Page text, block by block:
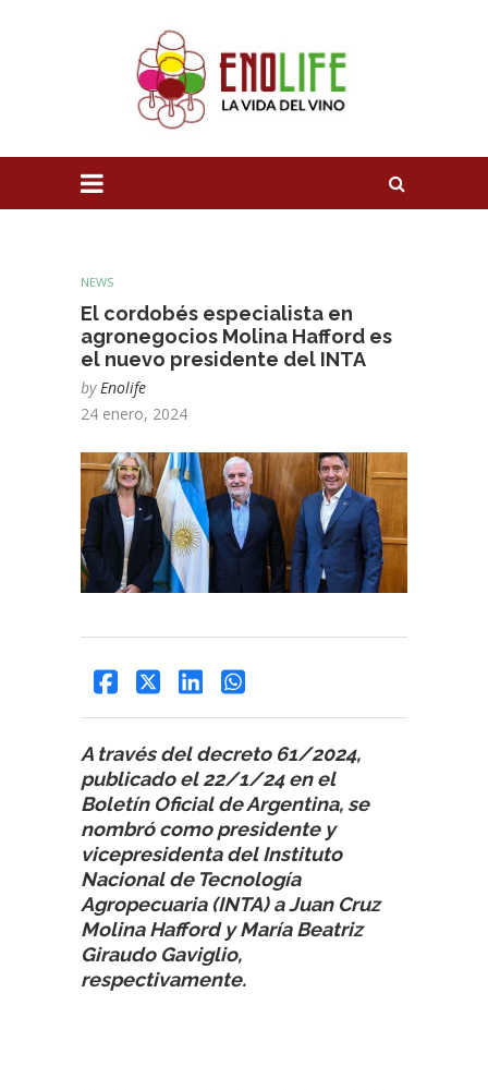
NEWS
El cordobés especialista en
agronegocios Molina Hafford es
el nuevo presidente del INTA
by Enolife
24 enero, 2024
A través del decreto 61/2024,
publicado el 22/1/24 en el
Boletín Oficial de Argentina, se
nombró como presidente y
vicepresidenta del Instituto
Nacional de Tecnología
Agropecuaria (INTA) a Juan Cruz
Molina Hafford y María Beatriz
Giraudo Gaviglio,
respectivamente.